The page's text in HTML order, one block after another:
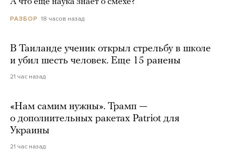
А что еще наука знает о смехе?
РАЗБОР 18 часов назад
В Таиланде ученик открыл стрельбу в школе
и убил шесть человек. Еще 15 ранены
21 час назад
«Нам самим нужны». Трамп —
о дополнительных ракетах Patriot для
Украины
21 час назад